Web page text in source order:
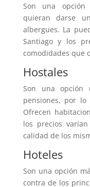
Son una opción
quieran darse
albergues. La
Santiago y los
comodidades que
Hostales
Son una opción
pensiones, por
Ofrecen
los precios
calidad de los
Hoteles
Son una opción
contra de los